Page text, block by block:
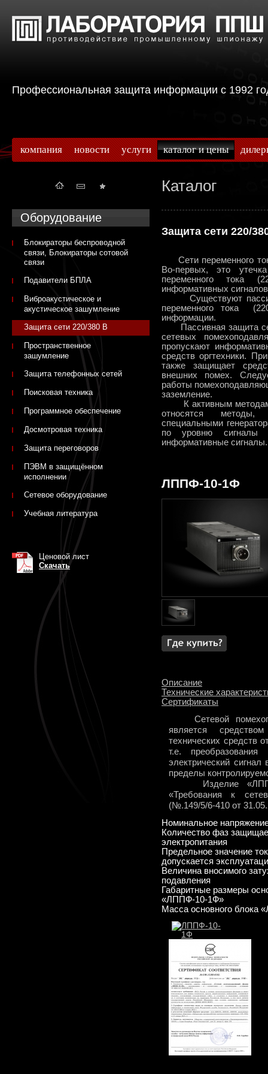
Профессиональная защита информации с
компания новости услуги каталог и цены
Каталог
Защита сети 220/
Сети переменного
Во-первых, это
переменного тока
информативных
Существуют
переменного тока
информации.
Пассивная защита
сетевых
пропускают
средств оргтехники.
также защищает
внешних помех.
работы
заземление.
К активным методам
относятся методы,
специальными
по уровню сигналы
информативные сигналы.
ЛППФ-10-1Ф
Описание
Технические
Сертификаты
Сетевой
является
технических средств
т.е.
электрический
пределы
Изделие «ЛППФ-
«Требования к
(№.149/5/6-410 от
Номинальное
Количество фаз
электропитания
Предельное значение
допускается
Величина вносимого
подавления
Габаритные размеры
«ЛППФ-10-1Ф»
Масса основного блока
Оборудование
Блокираторы беспроводной
связи, Блокираторы сотовой
связи
Подавители БПЛА
Виброакустическое и
акустическое зашумление
Защита сети 220/380 В
Пространственное
зашумление
Защита телефонных сетей
Поисковая техника
Программное обеспечение
Досмотровая техника
Защита переговоров
ПЭВМ в защищённом
исполнении
Сетевое оборудование
Учебная литература
Ценовой лист
Скачать